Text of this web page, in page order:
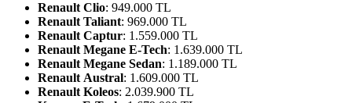
Renault Clio: 949.000 TL
Renault Taliant: 969.000 TL
Renault Captur: 1.559.000 TL
Renault Megane E-Tech: 1.639.000 TL
Renault Megane Sedan: 1.189.000 TL
Renault Austral: 1.609.000 TL
Renault Koleos: 2.039.900 TL